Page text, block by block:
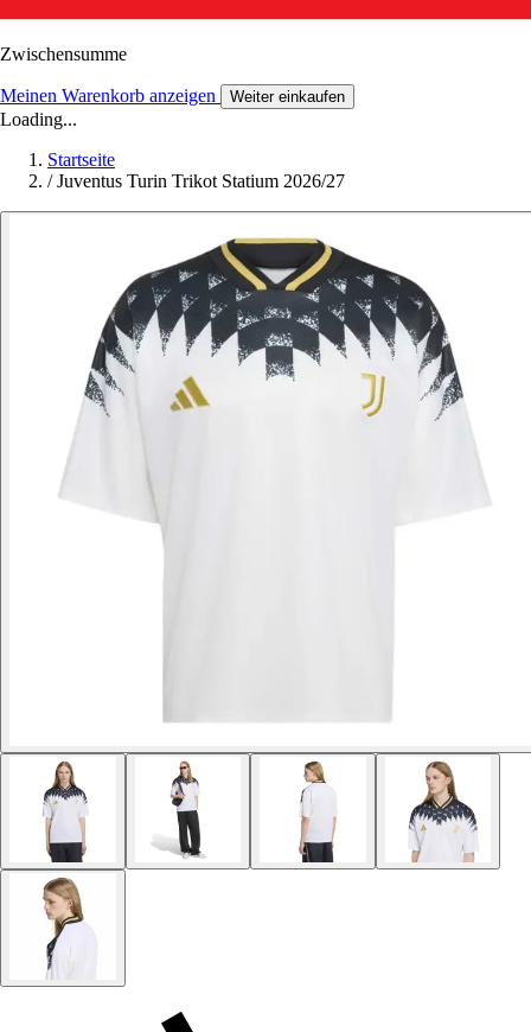
Zwischensumme
Meinen Warenkorb anzeigen Weiter einkaufen
Loading...
Startseite
/ Juventus Turin Trikot Statium 2026/27